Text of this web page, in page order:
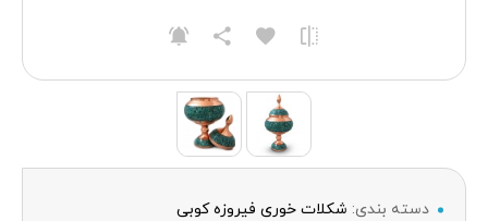
دسته بندی: شکلات خوری فیروزه کوبی